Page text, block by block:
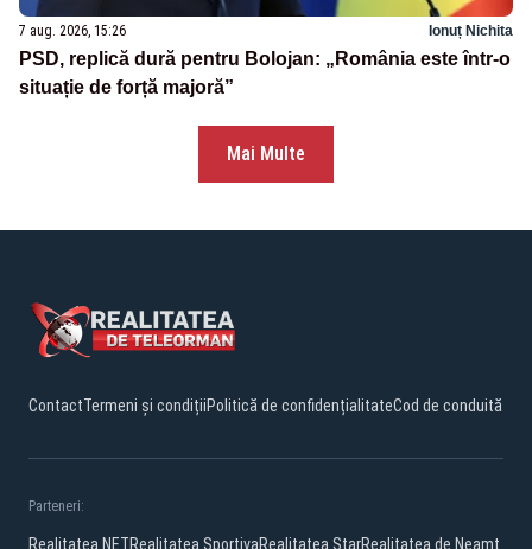
7 aug. 2026, 15:26 Ionuț Nichita
PSD, replică dură pentru Bolojan: „România este într-o
situație de forță majoră”
Mai Multe
ContactTermeni și condițiiPolitică de confidențialitateCod de conduită
Parteneri:
Realitatea.NETRealitatea SportivaRealitatea StarRealitatea de Neamt